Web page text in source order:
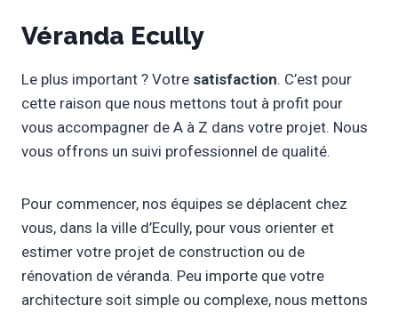
Véranda Ecully
Le plus important ? Votre satisfaction. C’est pour
cette raison que nous mettons tout à profit pour
vous accompagner de A à Z dans votre projet. Nous
vous offrons un suivi professionnel de qualité.
Pour commencer, nos équipes se déplacent chez
vous, dans la ville d’Ecully, pour vous orienter et
estimer votre projet de construction ou de
rénovation de véranda. Peu importe que votre
architecture soit simple ou complexe, nous mettons